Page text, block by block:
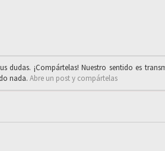
dudas. ¡Compártelas! Nuestro sentido es
nada. Abre un post y compártelas